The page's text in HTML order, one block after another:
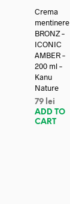
Crema
mentinere
BRONZ –
ICONIC
AMBER –
200 ml –
Kanu
Nature
79 lei
ADD TO
CART